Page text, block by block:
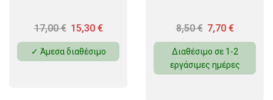
17,00€ 15,30 €
✓ Άμεσα διαθέσιμο
8,50€ 7,70 €
Διαθέσιμο σε 1-2
εργάσιμες ημέρες